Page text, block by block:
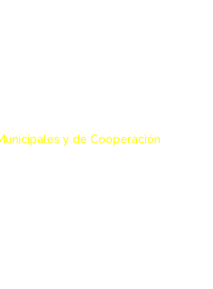
y de Cooperación